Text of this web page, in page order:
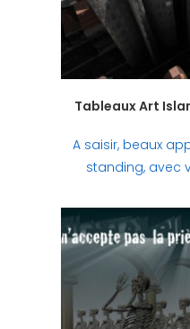
Tableaux Art
A saisir, beaux
standing, avec